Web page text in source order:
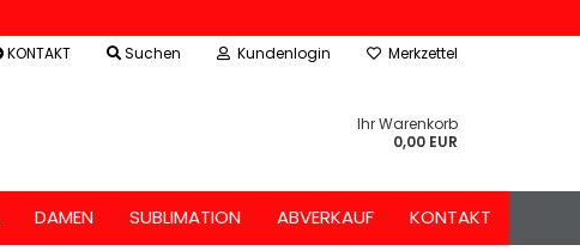
KONTAKT Suchen Kundenlogin
Merkzettel
Ihr Warenkorb
0,00 EUR
DAMEN SUBLIMATION ABVERKAUF KONTAKT